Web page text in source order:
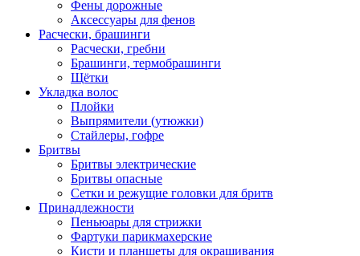
Фены дорожные
Аксессуары для фенов
Расчески, брашинги
Расчески, гребни
Брашинги, термобрашинги
Щётки
Укладка волос
Плойки
Выпрямители (утюжки)
Стайлеры, гофре
Бритвы
Бритвы электрические
Бритвы опасные
Сетки и режущие головки для бритв
Принадлежности
Пеньюары для стрижки
Фартуки парикмахерские
Кисти и планшеты для окрашивания